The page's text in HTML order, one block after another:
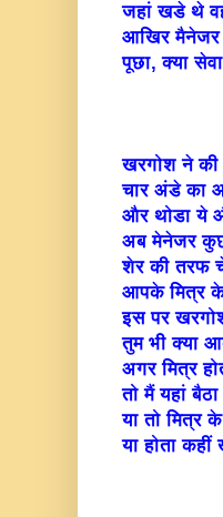
जहां खडे थे
आखिर मैनेजर
पूछा, क्या
खरगोश ने की
चार अंडे का
और थोडा ये
अब मेनेजर
शेर की तरफ
आपके मित्र
इस पर
तुम भी क्या
अगर मित्र
तो मैं यहां
या तो मित्र
या होता